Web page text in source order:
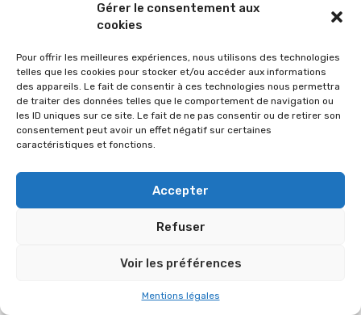
Gérer le consentement aux
cookies
Pour offrir les meilleures expériences, nous utilisons des technologies
telles que les cookies pour stocker et/ou accéder aux informations
des appareils. Le fait de consentir à ces technologies nous permettra
de traiter des données telles que le comportement de navigation ou
les ID uniques sur ce site. Le fait de ne pas consentir ou de retirer son
consentement peut avoir un effet négatif sur certaines
caractéristiques et fonctions.
Accepter
Refuser
Voir les préférences
Mentions légales
© 2026 Im-presse. Tous droits réservés.
MENTIONS LÉGALES